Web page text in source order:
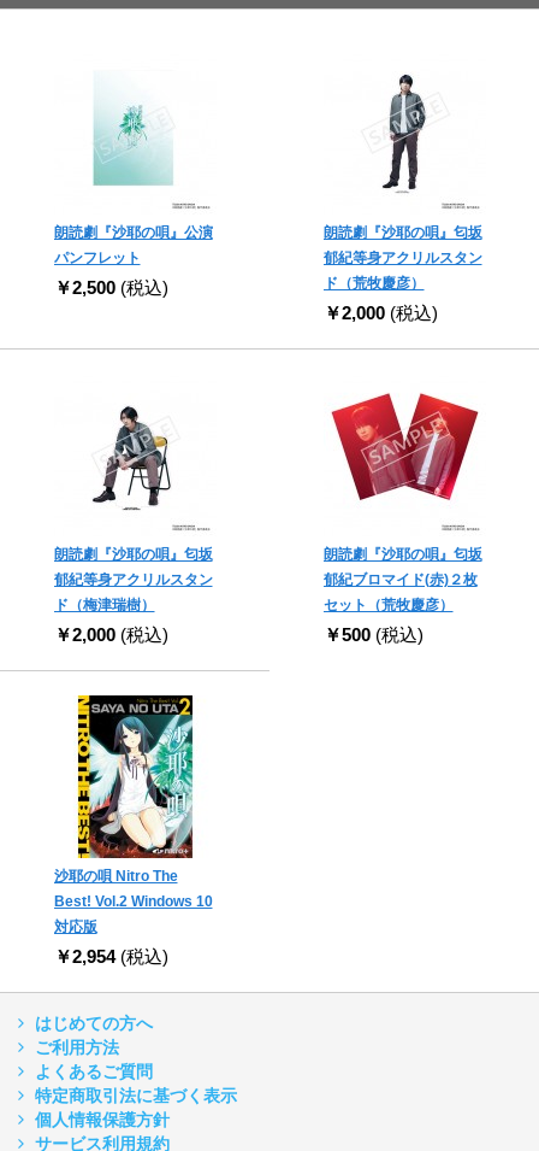
朗読劇『沙耶の唄』公演
パンフレット
￥2,500 (税込)
朗読劇『沙耶の唄』匂坂
郁紀等身アクリルスタン
ド（荒牧慶彦）
￥2,000 (税込)
朗読劇『沙耶の唄』匂坂
郁紀等身アクリルスタン
ド（梅津瑞樹）
￥2,000 (税込)
朗読劇『沙耶の唄』匂坂
郁紀ブロマイド(赤)２枚
セット（荒牧慶彦）
￥500 (税込)
沙耶の唄 Nitro The
Best! Vol.2 Windows 10
対応版
￥2,954 (税込)
はじめての方へ
ご利用方法
よくあるご質問
特定商取引法に基づく表示
個人情報保護方針
サービス利用規約